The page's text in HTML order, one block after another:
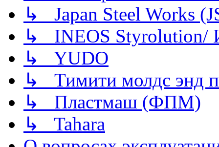
↳ Japan Steel Works
↳ INEOS
↳ YUDO
↳ Тимити молдс энд
↳ Пластмаш (ФПМ)
↳ Tahara